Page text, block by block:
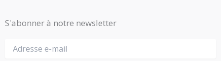
S'abonner à notre newsletter